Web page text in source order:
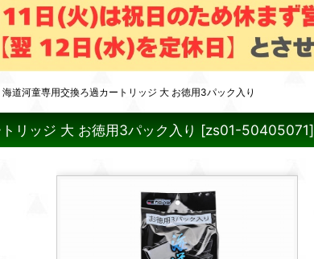
道河童専用交換ろ過カートリッジ 大 お徳用3パック入り
リッジ 大 お徳用3パック入り [zs01-50405071]